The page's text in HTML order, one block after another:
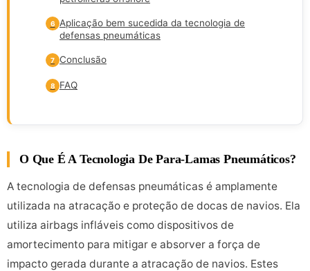
6
Aplicação bem sucedida da tecnologia de
defensas pneumáticas
7 Conclusão
8 FAQ
O Que É A Tecnologia De Para-Lamas Pneumáticos?
A tecnologia de defensas pneumáticas é amplamente
utilizada na atracação e proteção de docas de navios. Ela
utiliza airbags infláveis como dispositivos de
amortecimento para mitigar e absorver a força de
impacto gerada durante a atracação de navios. Estes